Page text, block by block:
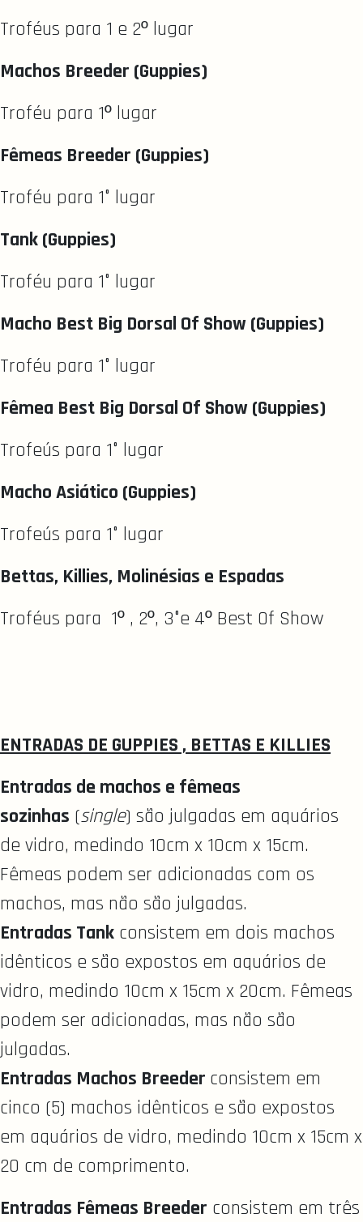
Troféus para 1 e 2º lugar
Machos Breeder (Guppies)
Troféu para 1º lugar
Fêmeas Breeder (Guppies)
Troféu para 1° lugar
Tank (Guppies)
Troféu para 1° lugar
Macho Best Big Dorsal Of Show (Guppies)
Troféu para 1° lugar
Fêmea Best Big Dorsal Of Show (Guppies)
Trofeús para 1° lugar
Macho Asiático (Guppies)
Trofeús para 1° lugar
Bettas, Killies, Molinésias e Espadas
Troféus para 1º , 2º, 3°e 4º Best Of Show
ENTRADAS DE GUPPIES , BETTAS E KILLIES
Entradas de machos e fêmeas
sozinhas (single) são julgadas em aquários
de vidro, medindo 10cm x 10cm x 15cm.
Fêmeas podem ser adicionadas com os
machos, mas não são julgadas.
Entradas Tank consistem em dois machos
idênticos e são expostos em aquários de
vidro, medindo 10cm x 15cm x 20cm. Fêmeas
podem ser adicionadas, mas não são
julgadas.
Entradas Machos Breeder consistem em
cinco (5) machos idênticos e são expostos
em aquários de vidro, medindo 10cm x 15cm x
20 cm de comprimento.
Entradas Fêmeas Breeder consistem em três